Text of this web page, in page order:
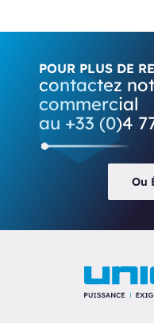
POUR PLUS DE
contactez
commercial
au +33 (0)4
Ou